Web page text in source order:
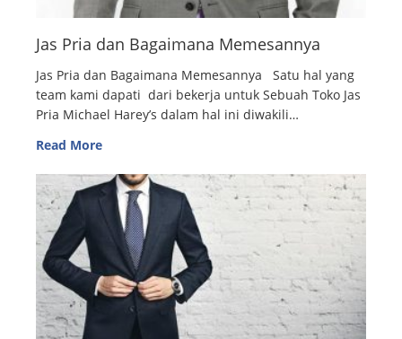
Jas Pria dan Bagaimana Memesannya
Jas Pria dan Bagaimana Memesannya Satu hal yang
team kami dapati dari bekerja untuk Sebuah Toko Jas
Pria Michael Harey’s dalam hal ini diwakili…
Read More